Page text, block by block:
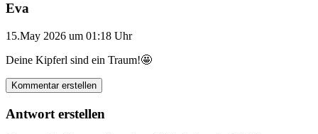
Eva
15.May 2026 um 01:18 Uhr
Deine Kipferl sind ein Traum!🤩
Kommentar erstellen
Antwort erstellen